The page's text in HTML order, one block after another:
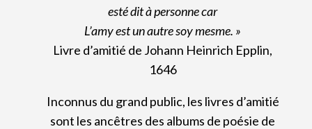
esté dit à personne car
L’amy est un autre soy mesme. »
Livre d’amitié de Johann Heinrich Epplin,
1646
Inconnus du grand public, les livres d’amitié
sont les ancêtres des albums de poésie de